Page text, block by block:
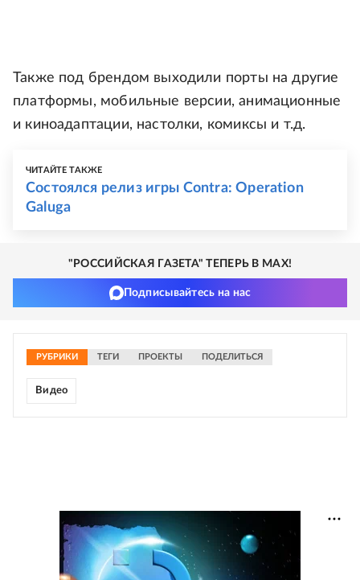
Также под брендом выходили порты на другие
платформы, мобильные версии, анимационные
и киноадаптации, настолки, комиксы и т.д.
ЧИТАЙТЕ ТАКЖЕ
Cостоялся релиз игры Contra: Operation
Galuga
"РОССИЙСКАЯ ГАЗЕТА" ТЕПЕРЬ В MAX!
Подписывайтесь на нас
РУБРИКИ ТЕГИ ПРОЕКТЫ ПОДЕЛИТЬСЯ
Видео